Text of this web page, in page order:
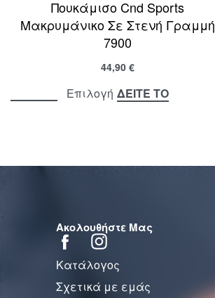
Πουκάμισο Cnd Sports
Μακρυμάνικο Σε Στενή Γραμμή
7900
44,90 €
Επιλογή ΔΕΙΤΕ ΤΟ
Ακολουθήστε Μας
Κατάλογος
Σχετικά με εμάς